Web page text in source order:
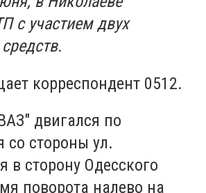
с участием двух
корреспондент 0512.
двигался по
со стороны ул.
в сторону Одесского
поворота налево на